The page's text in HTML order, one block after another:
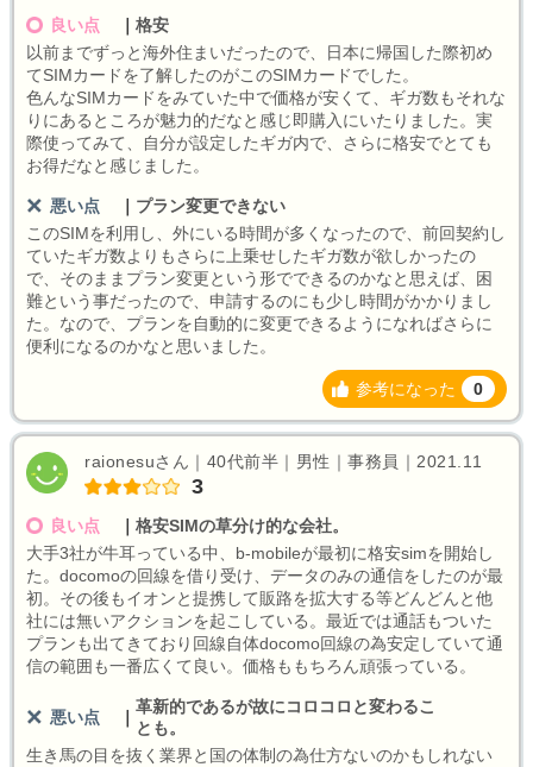
良い点
格安
以前までずっと海外住まいだったので、日本に帰国した際初め
てSIMカードを了解したのがこのSIMカードでした。
色んなSIMカードをみていた中で価格が安くて、ギガ数もそれな
りにあるところが魅力的だなと感じ即購入にいたりました。実
際使ってみて、自分が設定したギガ内で、さらに格安でとても
お得だなと感じました。
悪い点
プラン変更できない
このSIMを利用し、外にいる時間が多くなったので、前回契約し
ていたギガ数よりもさらに上乗せしたギガ数が欲しかったの
で、そのままプラン変更という形でできるのかなと思えば、困
難という事だったので、申請するのにも少し時間がかかりまし
た。なので、プランを自動的に変更できるようになればさらに
便利になるのかなと思いました。
参考になった 0
raionesuさん｜40代前半｜男性｜事務員｜2021.11
3
良い点
格安SIMの草分け的な会社。
大手3社が牛耳っている中、b-mobileが最初に格安simを開始し
た。docomoの回線を借り受け、データのみの通信をしたのが最
初。その後もイオンと提携して販路を拡大する等どんどんと他
社には無いアクションを起こしている。最近では通話もついた
プランも出てきており回線自体docomo回線の為安定していて通
信の範囲も一番広くて良い。価格ももちろん頑張っている。
悪い点
革新的であるが故にコロコロと変わるこ
とも。
生き馬の目を抜く業界と国の体制の為仕方ないのかもしれない